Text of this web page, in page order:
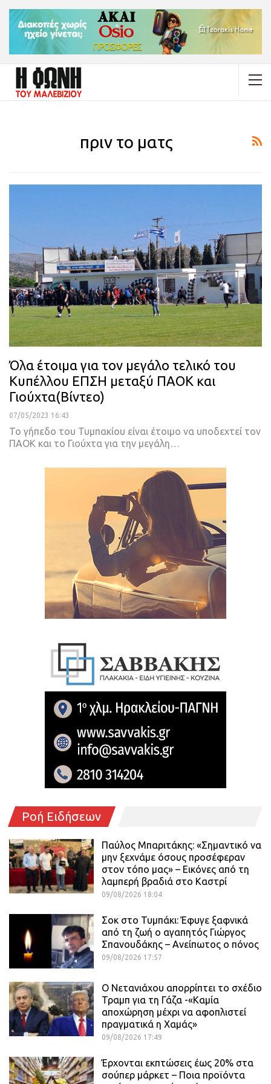
πριν το ματς
Όλα έτοιμα για τον μεγάλο τελικό του
Κυπέλλου ΕΠΣΗ μεταξύ ΠΑΟΚ και
Γιούχτα(Βίντεο)
07/05/2023 16:43
Το γήπεδο του Τυμπακίου είναι έτοιμο να υποδεχτεί τον
ΠΑΟΚ και το Γιούχτα για την μεγάλη…
Ροή Ειδήσεων
Παύλος Μπαριτάκης: «Σημαντικό να
μην ξεχνάμε όσους προσέφεραν
στον τόπο μας» – Εικόνες από τη
λαμπερή βραδιά στο Καστρί
09/08/2026 18:04
Σοκ στο Τυμπάκι: Έφυγε ξαφνικά
από τη ζωή ο αγαπητός Γιώργος
Σπανουδάκης – Ανείπωτος ο πόνος
09/08/2026 17:57
Ο Νετανιάχου απορρίπτει το σχέδιο
Τραμπ για τη Γάζα -«Καμία
αποχώρηση μέχρι να αφοπλιστεί
πραγματικά η Χαμάς»
09/08/2026 17:49
Έρχονται εκπτώσεις έως 20% στα
σούπερ μάρκετ – Ποια προϊόντα